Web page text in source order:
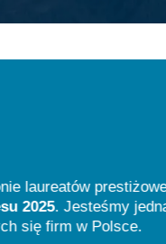
prestiżowego
. Jesteśmy jedną z
najszybciej rozwijających się firm w Polsce.